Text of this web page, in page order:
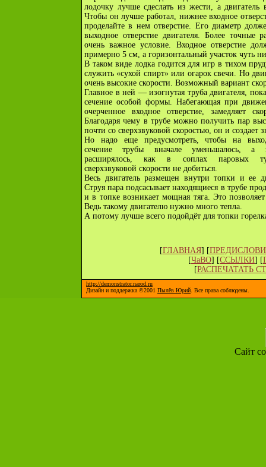
лодочку лучше сдеслать из жести, а двигатель
Чтобы он лучше работал, нижнее входное
проделайте в нем отверстие. Его диаметр
выходное отверстие двигателя. Более точные
очень важное условие. Входное отверстие
примерно 5 см, а горизонтальный участок чуть
В таком виде лодка годится для игр в тихом
служить «сухой спирт» или огарок свечи. Но
очень высокие скорости. Возможный вариант
Главное в ней — изогнутая труба двигателя,
сечение особой формы. Набегающая при
очерченное входное отверстие, замедляет
Благодаря чему в трубе можно получить пар
почти со сверхзвуковой скоростью, он и создает
Но надо еще предусмотреть, чтобы на
сечение трубы вначале уменьшалось, а
расширялось, как в соплах паровых
сверхзвуковой скорости не добиться.
Весь двигатель размещен внутри топки и ее
Струя пара подсасывает находящиеся в трубе
и в топке возникает мощная тяга. Это
Ведь такому двигателю нужно много тепла.
А потому лучше всего подойдёт для топки
[ГЛАВНАЯ] [
[ЧаВО] [ССЫЛКИ] [
[РАСПЕЧАТАТЬ
http://demonstrator.narod.ru
Дизайн и поддержка ©2001 Пылёв Юрий . Все права соблюдены.
Сайт